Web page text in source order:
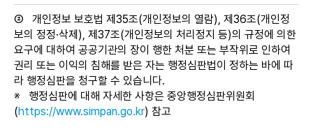
② 개인정보 보호법 제35조(개인정보의 열람), 제36조(개인정
보의 정정·삭제), 제37조(개인정보의 처리정지 등)의 규정에 의한
요구에 대하여 공공기관의 장이 행한 처분 또는 부작위로 인하여
권리 또는 이익의 침해를 받은 자는 행정심판법이 정하는 바에 따
라 행정심판을 청구할 수 있습니다.
※ 행정심판에 대해 자세한 사항은 중앙행정심판위원회
(https://www.simpan.go.kr) 참고